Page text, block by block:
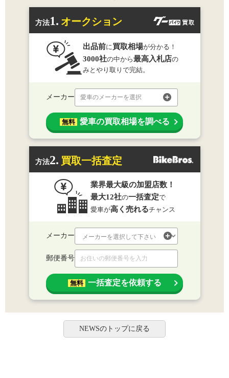
方法1. オークション
出品前に 買取相場が分かる！
3000社の中から最高入札店の
みとやり取りで完結。
メーカー 愛車のメーカーを選択
無料 愛車の買取相場を調べる
方法2. 買取一括査定
業界最大級の加盟店数！
最大12社の一括査定で
愛車が高く売れるチャンス
メーカー
郵便番号
無料 一括査定を依頼する
NEWSのトップに戻る